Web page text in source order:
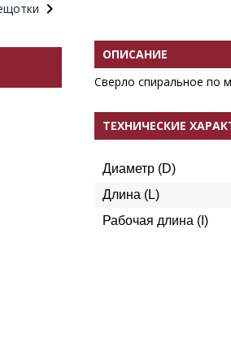
ОПИСАНИЕ
Сверло спиральное по
ТЕХНИЧЕСКИЕ
Диаметр (D)
Длина (L)
Рабочая длина (I)